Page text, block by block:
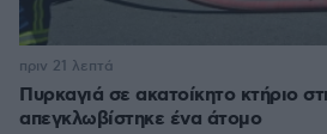
Πυρκαγιά σε ακατοίκητο κτήριο
απεγκλωβίστηκε ένα άτομο
πριν 21 λεπτά